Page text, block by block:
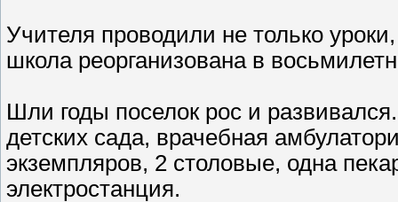
Учителя проводили не только
школа реорганизована в
Шли годы поселок рос и
детских сада, врачебная
экземпляров, 2 столовые, одна
электростанция.